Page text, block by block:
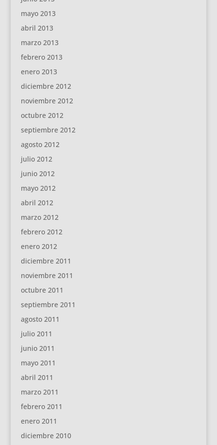
mayo 2013
abril 2013
marzo 2013
febrero 2013
enero 2013
diciembre 2012
noviembre 2012
octubre 2012
septiembre 2012
agosto 2012
julio 2012
junio 2012
mayo 2012
abril 2012
marzo 2012
febrero 2012
enero 2012
diciembre 2011
noviembre 2011
octubre 2011
septiembre 2011
agosto 2011
julio 2011
junio 2011
mayo 2011
abril 2011
marzo 2011
febrero 2011
enero 2011
diciembre 2010